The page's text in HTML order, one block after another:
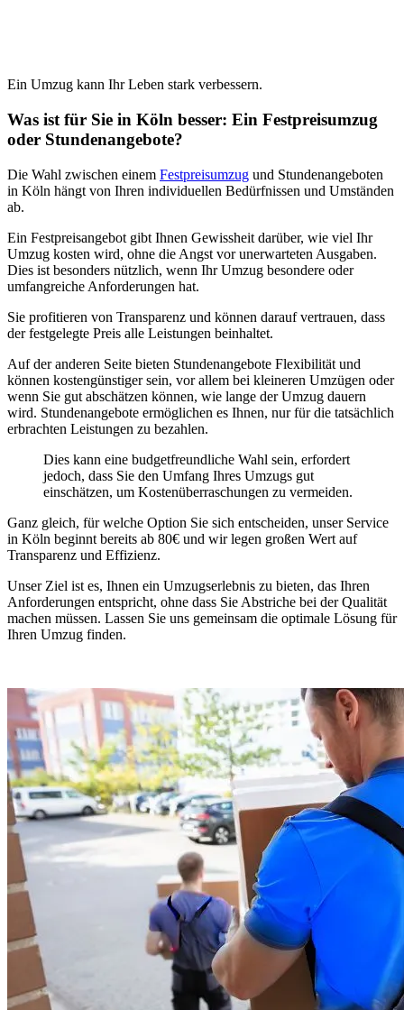
Ein Umzug kann Ihr Leben stark verbessern.
Was ist für Sie in Köln besser: Ein Festpreisumzug
oder Stundenangebote?
Die Wahl zwischen einem Festpreisumzug und Stundenangeboten
in Köln hängt von Ihren individuellen Bedürfnissen und Umständen
ab.
Ein Festpreisangebot gibt Ihnen Gewissheit darüber, wie viel Ihr
Umzug kosten wird, ohne die Angst vor unerwarteten Ausgaben.
Dies ist besonders nützlich, wenn Ihr Umzug besondere oder
umfangreiche Anforderungen hat.
Sie profitieren von Transparenz und können darauf vertrauen, dass
der festgelegte Preis alle Leistungen beinhaltet.
Auf der anderen Seite bieten Stundenangebote Flexibilität und
können kostengünstiger sein, vor allem bei kleineren Umzügen oder
wenn Sie gut abschätzen können, wie lange der Umzug dauern
wird. Stundenangebote ermöglichen es Ihnen, nur für die tatsächlich
erbrachten Leistungen zu bezahlen.
Dies kann eine budgetfreundliche Wahl sein, erfordert
jedoch, dass Sie den Umfang Ihres Umzugs gut
einschätzen, um Kostenüberraschungen zu vermeiden.
Ganz gleich, für welche Option Sie sich entscheiden, unser Service
in Köln beginnt bereits ab 80€ und wir legen großen Wert auf
Transparenz und Effizienz.
Unser Ziel ist es, Ihnen ein Umzugserlebnis zu bieten, das Ihren
Anforderungen entspricht, ohne dass Sie Abstriche bei der Qualität
machen müssen. Lassen Sie uns gemeinsam die optimale Lösung für
Ihren Umzug finden.